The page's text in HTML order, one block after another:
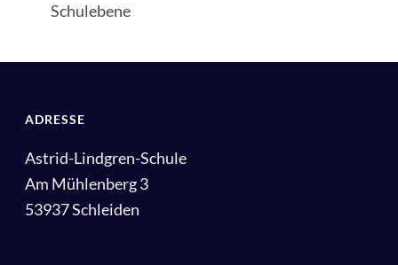
Schulebene
ADRESSE
Astrid-Lindgren-Schule
Am Mühlenberg 3
53937 Schleiden